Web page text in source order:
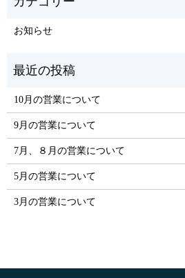
お知らせ
10月の営業について
9月の営業について
7月、８月の営業について
5月の営業について
3月の営業について